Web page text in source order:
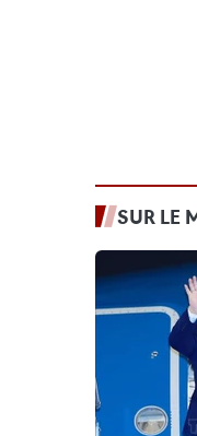
SUR LE